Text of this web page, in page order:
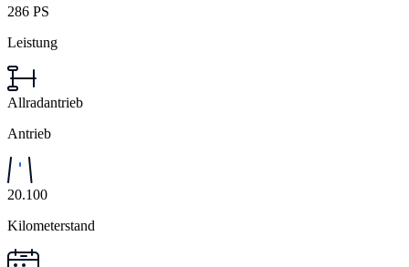
286 PS
Leistung
Allradantrieb
Antrieb
20.100
Kilometerstand